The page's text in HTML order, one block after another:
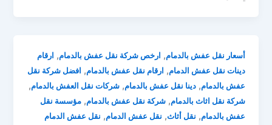
أسعار نقل عفش بالدمام, ارخص شركة نقل عفش بالدمام, ارقام
دينات نقل عفش الدمام, ارقام نقل عفش بالدمام, افضل شركة نقل
عفش بالدمام,دينا نقل عفش بالدمام,شركات نقل العفش بالدمام,
شركة نقل اثاث بالدمام,شركة نقل عفش بالدمام,مؤسسة نقل
عفش بالدمام, نقل أثاث, نقل عفش الدمام, نقل عفش الدمام